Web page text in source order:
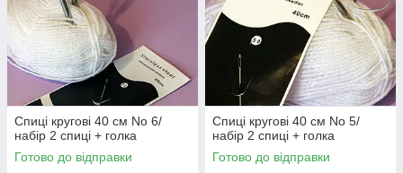
Спиці кругові 40 см No 6/
набір 2 спиці + голка
Готово до відправки
Спиці кругові 40 см No 5/
набір 2 спиці + голка
Готово до відправки